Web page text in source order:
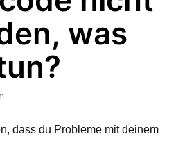
was
dass du Probleme mit deinem